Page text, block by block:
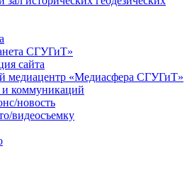
СГУГиТ»
сайта
медиацентр «Медиасфера СГУГиТ»
коммуникаций
новость
видеосъемку